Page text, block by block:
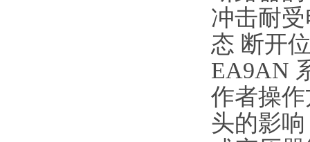
冲击耐
态 断开
EA9AN
作者操
头的影